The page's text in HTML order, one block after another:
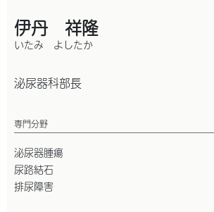
伊丹 祥隆
いたみ よしたか
泌尿器科部長
専門分野
泌尿器腫瘍
尿路結石
排尿障害